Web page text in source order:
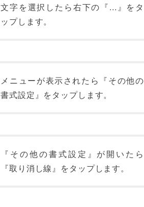
文字を選択したら右下の『...』をタ
ップします。
メニューが表示されたら『その他の
書式設定』をタップします。
『その他の書式設定』が開いたら
『取り消し線』をタップします。